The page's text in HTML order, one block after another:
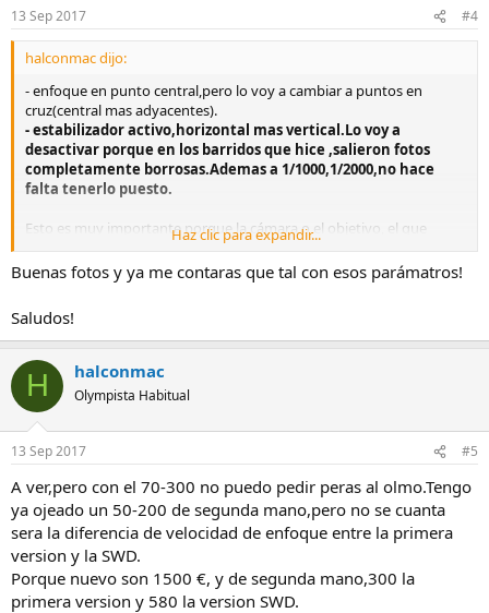
13 Sep 2017 #4
halconmac dijo:
- enfoque en punto central,pero lo voy a cambiar a puntos en
cruz(central mas adyacentes).
- estabilizador activo,horizontal mas vertical.Lo voy a
desactivar porque en los barridos que hice ,salieron fotos
completamente borrosas.Ademas a 1/1000,1/2000,no hace
falta tenerlo puesto.
Esto es muy importante porque la cámara o el objetivo, el que
tenga el estabilizador, intentara compensarte el barrido! O en la
dirección que toca (normalmente seguirás en horizontal así que si
usas estabilizador, solo para vertical)
Haz clic para expandir...
Buenas fotos y ya me contaras que tal con esos parámatros!
Saludos!
H halconmac
Olympista Habitual
13 Sep 2017 #5
A ver,pero con el 70-300 no puedo pedir peras al olmo.Tengo
ya ojeado un 50-200 de segunda mano,pero no se cuanta
sera la diferencia de velocidad de enfoque entre la primera
version y la SWD.
Porque nuevo son 1500 €, y de segunda mano,300 la
primera version y 580 la version SWD.